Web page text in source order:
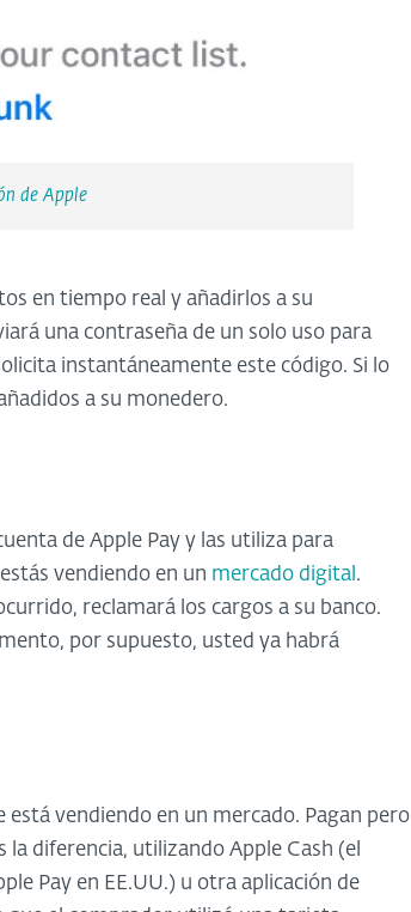
de Apple
en tiempo real y añadirlos a su
una contraseña de un solo uso para
instantáneamente este código. Si lo
a su monedero.
de Apple Pay y las utiliza para
vendiendo en un mercado digital .
reclamará los cargos a su banco.
por supuesto, usted ya habrá
vendiendo en un mercado. Pagan pero
diferencia, utilizando Apple Cash (el
Pay en EE.UU.) u otra aplicación de